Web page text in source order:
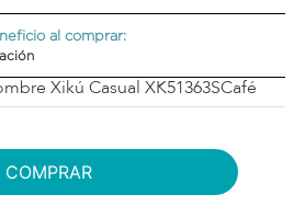
al comprar:
Xikú Casual XK51363SCafé
COMPRAR